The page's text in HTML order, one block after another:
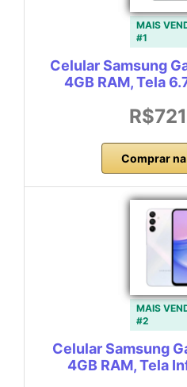
MAIS
#1
Celular Samsung
4GB RAM, Tela
Comprar
MAIS
#2
Celular Samsung
4GB RAM, Tela